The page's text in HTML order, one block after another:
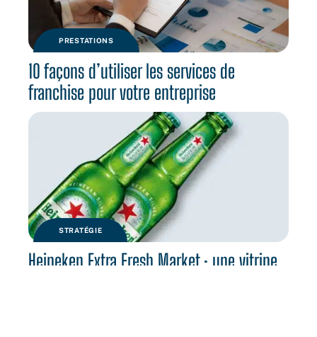
PRESTATIONS
10 façons d’utiliser les services de
franchise pour votre entreprise
STRATÉGIE
Heineken Extra Fresh Market : une vitrine